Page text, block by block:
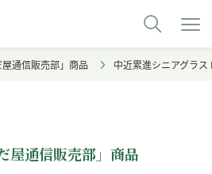
通信販売部」商品 中近累進シニアグラ
屋通信販売部」商品